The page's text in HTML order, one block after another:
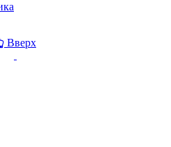
Вверх